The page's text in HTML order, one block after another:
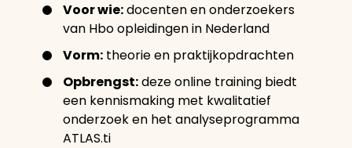
Voor wie:docenten en onderzoekers
van Hbo opleidingen in Nederland
Vorm: theorie en praktijkopdrachten
Opbrengst:deze online training biedt
een kennismaking met kwalitatief
onderzoek en het analyseprogramma
ATLAS.ti